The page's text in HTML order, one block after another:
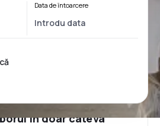
Data de întoarcere
în doar câteva